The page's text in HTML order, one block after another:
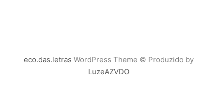
eco.das.letras WordPress Theme © Produzido by
LuzeAZVDO